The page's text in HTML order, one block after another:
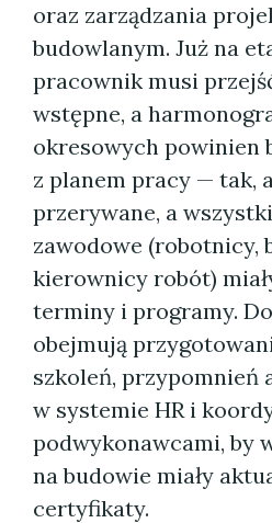
oraz zarządzania
budowlanym. Już na
pracownik musi
wstępne, a
okresowych powinien
z planem pracy — tak,
przerywane, a
zawodowe (robotnicy,
kierownicy robót)
terminy i programy.
obejmują
szkoleń, przypomnień
w systemie HR i
podwykonawcami, by
na budowie miały
certyfikaty.